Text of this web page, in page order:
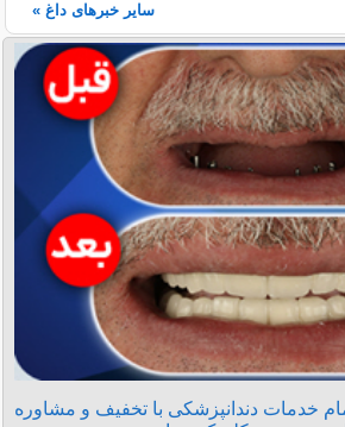
سایر خبرهای داغ »
خدمات دندانپزشکی با تخفیف و مشاوره